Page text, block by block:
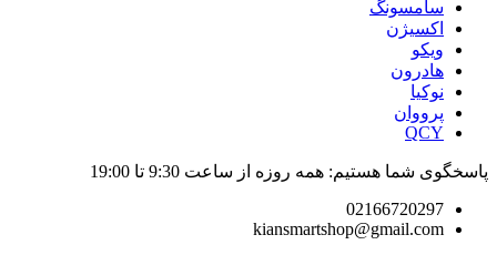
سامسونگ
اکسیژن
ویکو
هادرون
نوکیا
پرووان
QCY
پاسخگوی شما هستیم: همه روزه از ساعت 9:30 تا 19:00
02166720297
kiansmartshop@gmail.com